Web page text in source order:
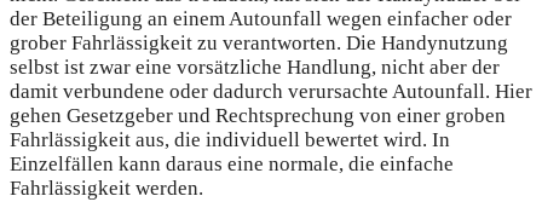
der Beteiligung an einem Autounfall wegen einfacher oder
grober Fahrlässigkeit zu verantworten. Die Handynutzung
selbst ist zwar eine vorsätzliche Handlung, nicht aber der
damit verbundene oder dadurch verursachte Autounfall. Hier
gehen Gesetzgeber und Rechtsprechung von einer groben
Fahrlässigkeit aus, die individuell bewertet wird. In
Einzelfällen kann daraus eine normale, die einfache
Fahrlässigkeit werden.